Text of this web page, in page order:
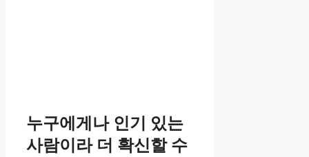
누구에게나 인기 있는
사람이라 더 확신할 수